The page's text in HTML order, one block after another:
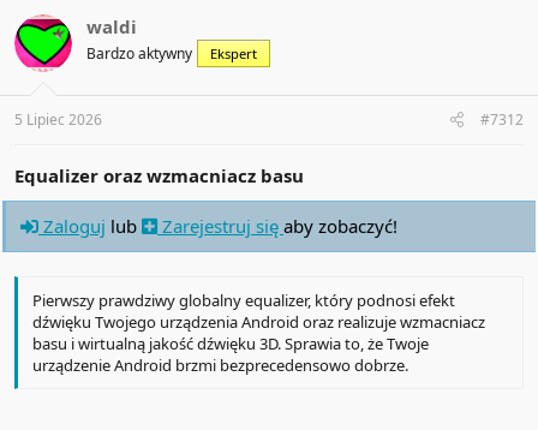
t
i
o
s
:
waldi
Bardzo aktywny Ekspert
5 Lipiec 2026 #7312
Equalizer oraz wzmacniacz basu
Zaloguj lub Zarejestruj się aby zobaczyć!
Pierwszy prawdziwy globalny equalizer, który podnosi efekt
dźwięku Twojego urządzenia Android oraz realizuje wzmacniacz
basu i wirtualną jakość dźwięku 3D. Sprawia to, że Twoje
urządzenie Android brzmi bezprecedensowo dobrze.